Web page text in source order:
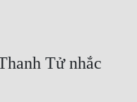
Tử nhắc